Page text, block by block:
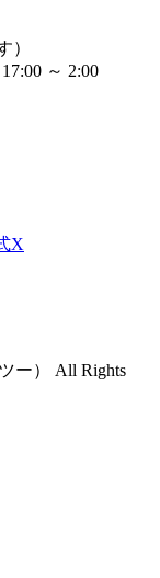
）
～ 2:00
ー） All Rights